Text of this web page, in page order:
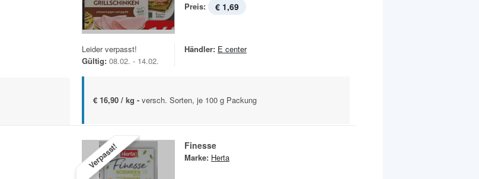
Preis: € 1,69
Leider verpasst!
Gültig: 08.02. - 14.02.
Händler: E center
€ 16,90 / kg - versch. Sorten, je 100 g Packung
Verpasst! Finesse
Marke: Herta